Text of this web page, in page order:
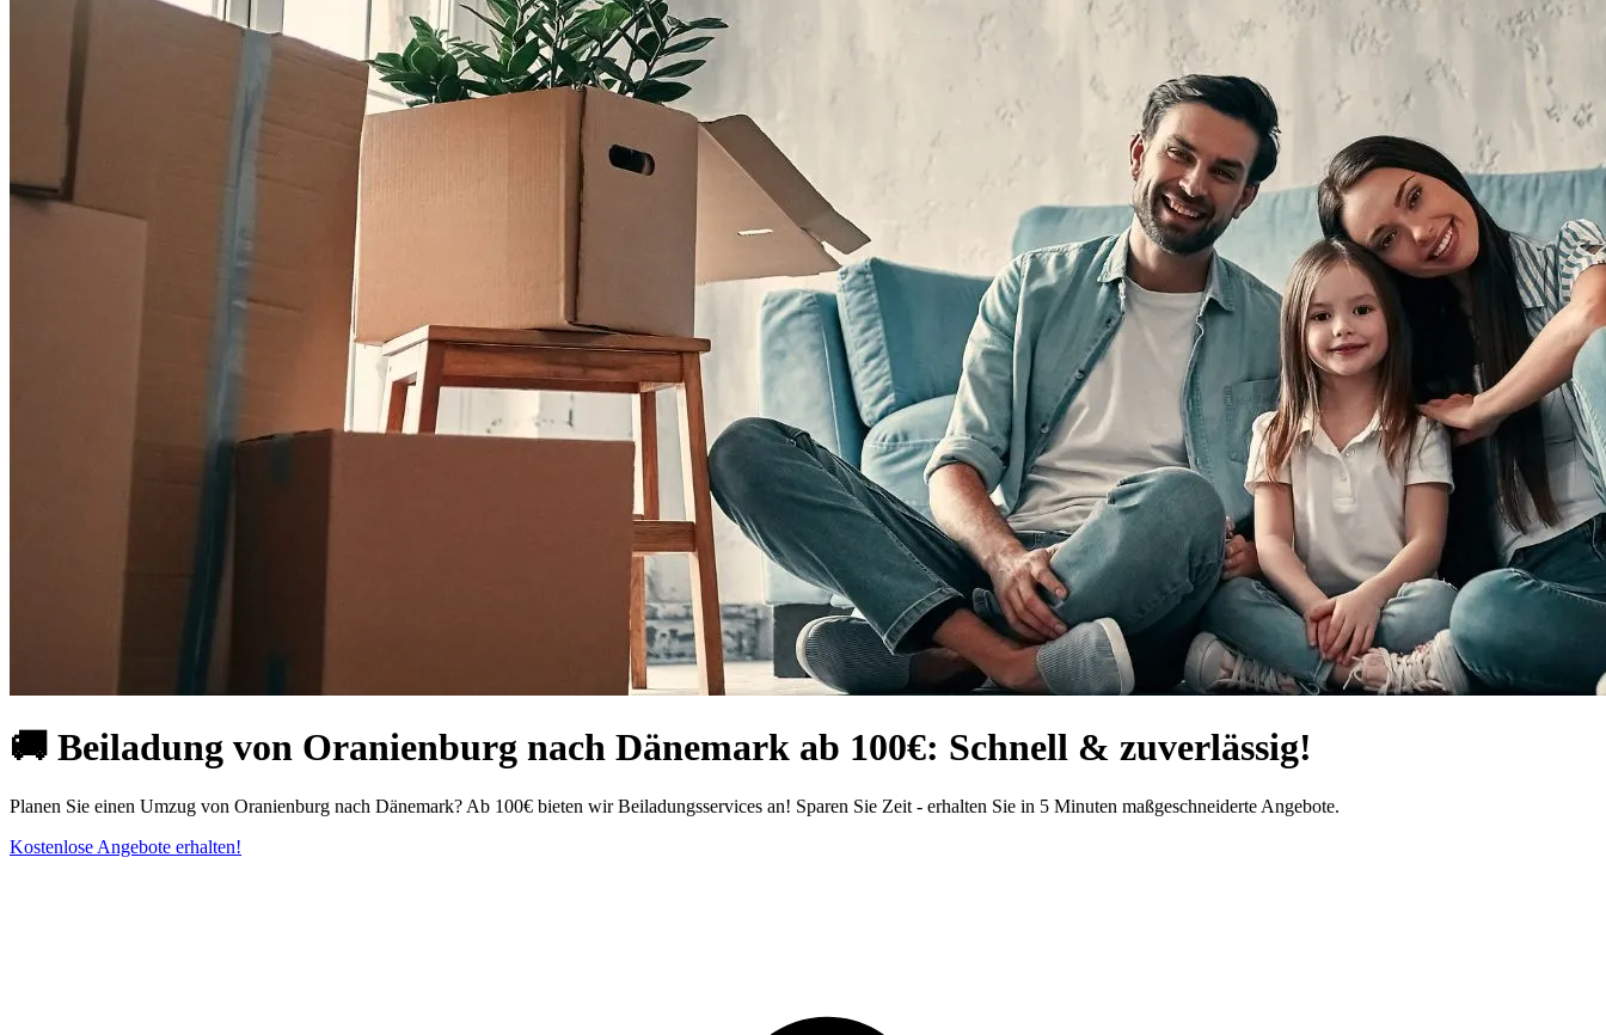
🚚 Beiladung von Oranienburg nach Dänemark ab 100€: Schnell & zuverlässig!
Planen Sie einen Umzug von Oranienburg nach Dänemark? Ab 100€ bieten wir Beiladungsservices an! Sparen Sie Zeit - erhalten Sie in 5 Minuten maßgeschneiderte Angebote.
Kostenlose Angebote erhalten!